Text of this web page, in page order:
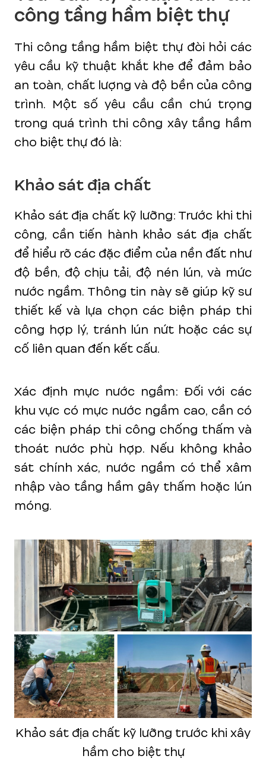
công tầng hầm biệt thự
Thi công tầng hầm biệt thự đòi hỏi các
yêu cầu kỹ thuật khắt khe để đảm bảo
an toàn, chất lượng và độ bền của công
trình. Một số yêu cầu cần chú trọng
trong quá trình thi công xây tầng hầm
cho biệt thự đó là:
Khảo sát địa chất
Khảo sát địa chất kỹ lưỡng: Trước khi thi
công, cần tiến hành khảo sát địa chất
để hiểu rõ các đặc điểm của nền đất như
độ bền, độ chịu tải, độ nén lún, và mức
nước ngầm. Thông tin này sẽ giúp kỹ sư
thiết kế và lựa chọn các biện pháp thi
công hợp lý, tránh lún nứt hoặc các sự
cố liên quan đến kết cấu.
Xác định mực nước ngầm: Đối với các
khu vực có mực nước ngầm cao, cần có
các biện pháp thi công chống thấm và
thoát nước phù hợp. Nếu không khảo
sát chính xác, nước ngầm có thể xâm
nhập vào tầng hầm gây thấm hoặc lún
móng.
Khảo sát địa chất kỹ lưỡng trước khi xây
hầm cho biệt thự